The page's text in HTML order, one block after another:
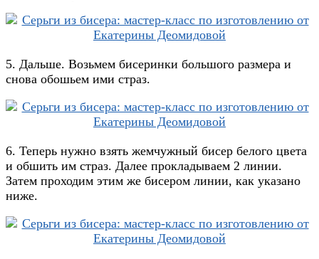
5. Дальше. Возьмем бисеринки большого размера и
снова обошьем ими страз.
6. Теперь нужно взять жемчужный бисер белого цвета
и обшить им страз. Далее прокладываем 2 линии.
Затем проходим этим же бисером линии, как указано
ниже.